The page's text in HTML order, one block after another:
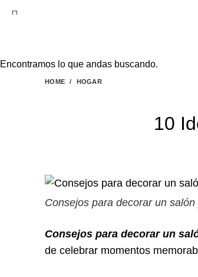
HOME HOGAR
10
Consejos para decorar un
Consejos para decorar un
de celebrar momentos
Encontramos lo que andas buscando.